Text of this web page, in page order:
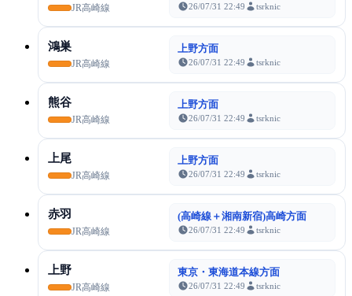
JR高崎線 26/07/31 22:49 tsrknic
鴻巣
JR高崎線
上野方面
26/07/31 22:49 tsrknic
熊谷
JR高崎線
上野方面
26/07/31 22:49 tsrknic
上尾
JR高崎線
上野方面
26/07/31 22:49 tsrknic
赤羽
JR高崎線
(高崎線＋湘南新宿)高崎方面
26/07/31 22:49 tsrknic
上野
JR高崎線
東京・東海道本線方面
26/07/31 22:49 tsrknic